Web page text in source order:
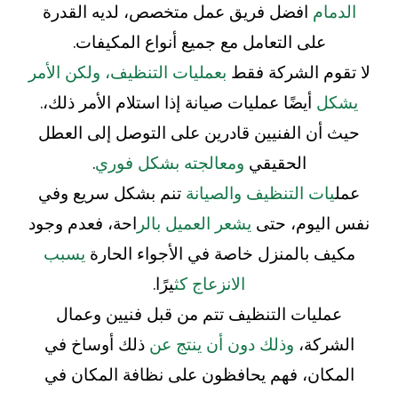
الدمام افضل فريق عمل متخصص، لديه القدرة
على التعامل مع جميع أنواع المكيفات.
لا تقوم الشركة فقط بعمليات التنظيف، ولكن الأمر
يشكل أيضًا عمليات صيانة إذا استلام الأمر ذلك،.
حيث أن الفنيين قادرين على التوصل إلى العطل
الحقيقي ومعالجته بشكل فوري.
عمليات التنظيف والصيانة تنم بشكل سريع وفي
نفس اليوم، حتى يشعر العميل بالر احة، فعدم وجود
مكيف بالمنزل خاصة في الأجواء الحارة يسبب
الانزعاج كثيرًا.
عمليات التنظيف تتم من قبل فنيين وعمال
الشركة، وذلك دون أن ينتج عن ذلك أوساخ في
المكان، فهم يحافظون على نظافة المكان في